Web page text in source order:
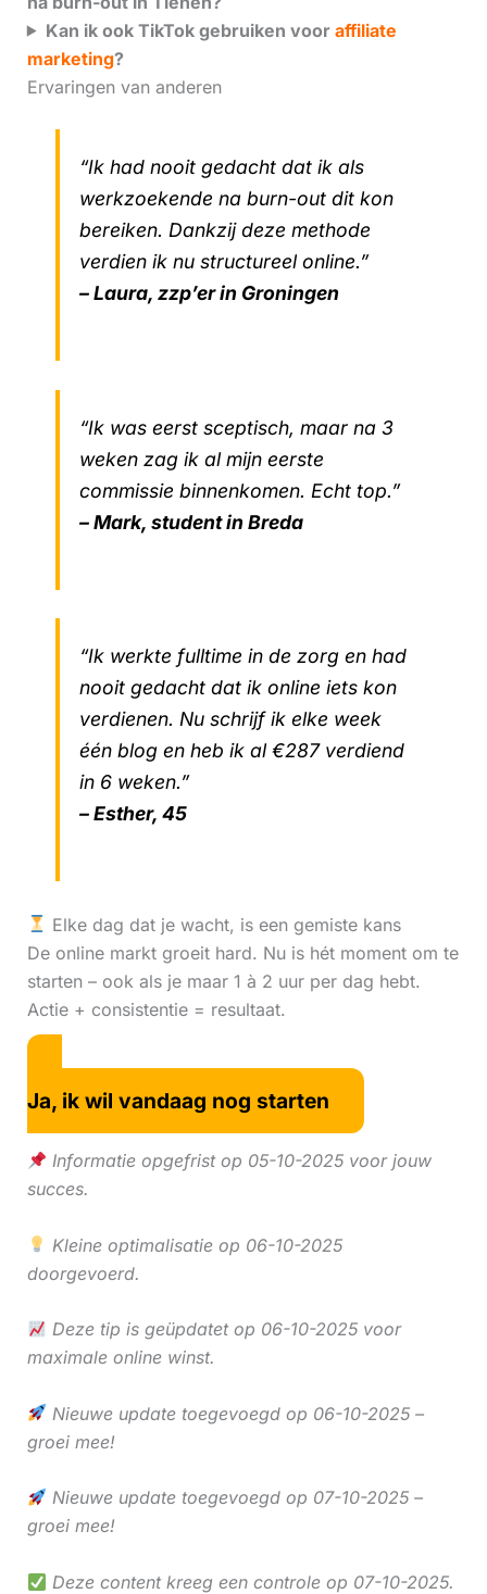
Kan ik ook TikTok gebruiken voor affiliate
marketing?
Ervaringen van anderen
“Ik had nooit gedacht dat ik als
werkzoekende na burn-out dit kon
bereiken. Dankzij deze methode
verdien ik nu structureel online.”
– Laura, zzp’er in Groningen
“Ik was eerst sceptisch, maar na 3
weken zag ik al mijn eerste
commissie binnenkomen. Echt top.”
– Mark, student in Breda
“Ik werkte fulltime in de zorg en had
nooit gedacht dat ik online iets kon
verdienen. Nu schrijf ik elke week
één blog en heb ik al €287 verdiend
in 6 weken.”
– Esther, 45
Elke dag dat je wacht, is een gemiste kans
De online markt groeit hard. Nu is hét moment om te
starten – ook als je maar 1 à 2 uur per dag hebt.
Actie + consistentie = resultaat.
Ja, ik wil vandaag nog starten
Informatie opgefrist op 05-10-2025 voor jouw
succes.
Kleine optimalisatie op 06-10-2025
doorgevoerd.
Deze tip is geüpdatet op 06-10-2025 voor
maximale online winst.
Nieuwe update toegevoegd op 06-10-2025 –
groei mee!
Nieuwe update toegevoegd op 07-10-2025 –
groei mee!
Deze content kreeg een controle op 07-10-2025.